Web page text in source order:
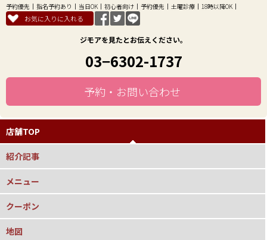
予約優先 指名予約あり 当日OK 初心者向け 予約優先 土曜診療 18時以降OK
お気に入りに入れる
ジモアを見たとお伝えください。
03−6302-1737
予約・お問い合わせ
店舗TOP
紹介記事
メニュー
クーポン
地図